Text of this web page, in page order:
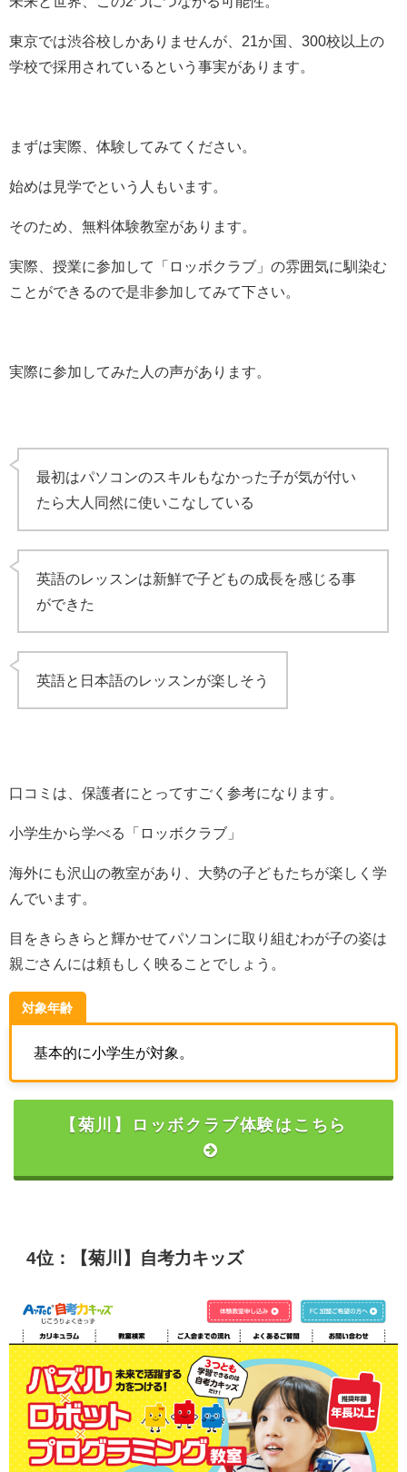
東京では渋谷校しかありませんが、21か国、300校以上の
学校で採用されているという事実があります。
まずは実際、体験してみてください。
始めは見学でという人もいます。
そのため、無料体験教室があります。
実際、授業に参加して「ロッボクラブ」の雰囲気に馴染む
ことができるので是非参加してみて下さい。
実際に参加してみた人の声があります。
最初はパソコンのスキルもなかった子が気が付い
たら大人同然に使いこなしている
英語のレッスンは新鮮で子どもの成長を感じる事
ができた
英語と日本語のレッスンが楽しそう
口コミは、保護者にとってすごく参考になります。
小学生から学べる「ロッボクラブ」
海外にも沢山の教室があり、大勢の子どもたちが楽しく学
んでいます。
目をきらきらと輝かせてパソコンに取り組むわが子の姿は
親ごさんには頼もしく映ることでしょう。
対象年齢
基本的に小学生が対象。
【菊川】ロッボクラブ体験はこちら
4位：【菊川】自考力キッズ